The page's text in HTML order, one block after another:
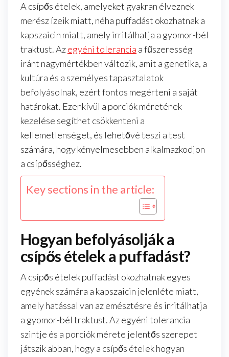
A csípős ételek, amelyeket gyakran élveznek
merész ízeik miatt, néha puffadást okozhatnak a
kapszaicin miatt, amely irritálhatja a gyomor-bél
traktust. Azegyéni tolerancia a fűszeresség
iránt nagymértékben változik, amit a genetika, a
kultúra és a személyes tapasztalatok
befolyásolnak, ezért fontos megérteni a saját
határokat. Ezenkívül a porciók méretének
kezelése segíthet csökkenteni a
kellemetlenséget, és lehetővé teszi a test
számára, hogy kényelmesebben alkalmazkodjon
a csípősséghez.
Key sections in the article:
Hogyan befolyásolják a
csípős ételek a puffadást?
A csípős ételek puffadást okozhatnak egyes
egyének számára a kapszaicin jelenléte miatt,
amely hatással van az emésztésre és irritálhatja
a gyomor-bél traktust. Az egyéni tolerancia
szintje és a porciók mérete jelentős szerepet
játszik abban, hogy a csípős ételek hogyan